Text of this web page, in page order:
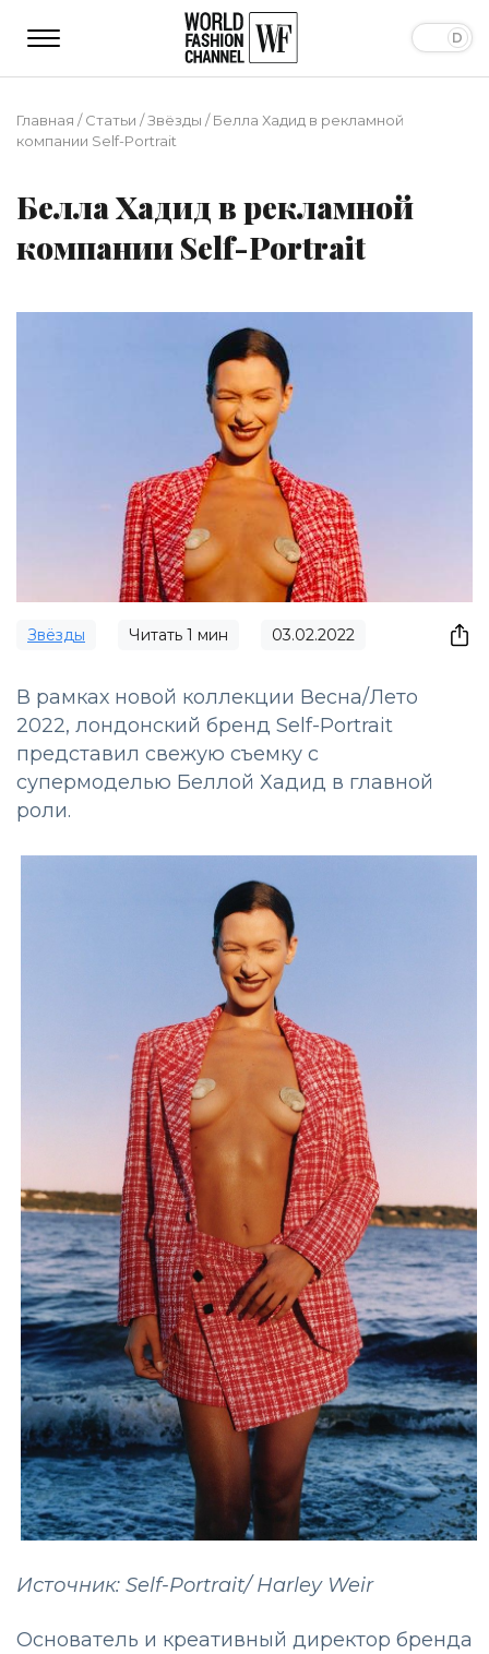
Главная /Статьи /Звёзды /Белла Хадид в рекламной
компании Self-Portrait
Белла Хадид в рекламной
компании Self-Portrait
Звёзды Читать 1 мин 03.02.2022
В рамках новой коллекции Весна/Лето
2022, лондонский бренд Self-Portrait
представил свежую съемку с
супермоделью Беллой Хадид в главной
роли.
Источник: Self-Portrait/ Harley Weir
Основатель и креативный директор бренда